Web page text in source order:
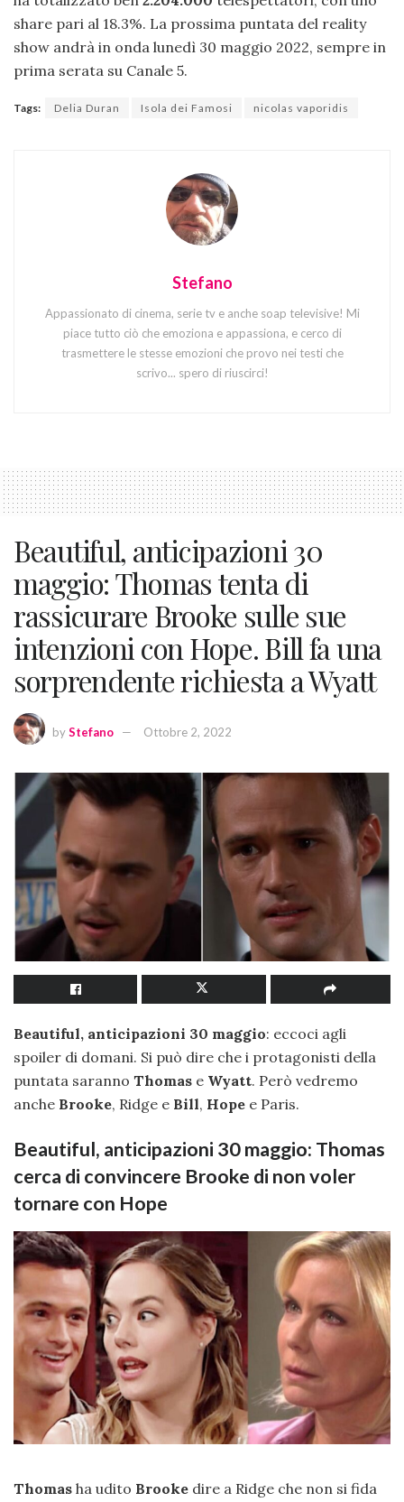
share pari al 18.3%. La prossima puntata del reality
show andrà in onda lunedì 30 maggio 2022, sempre in
prima serata su Canale 5.
Tags: Delia Duran Isola dei Famosi nicolas vaporidis
Stefano
Appassionato di cinema, serie tv e anche soap televisive! Mi
piace tutto ciò che emoziona e appassiona, e cerco di
trasmettere le stesse emozioni che provo nei testi che
scrivo... spero di riuscirci!
Beautiful, anticipazioni 30
maggio: Thomas tenta di
rassicurare Brooke sulle sue
intenzioni con Hope. Bill fa una
sorprendente richiesta a Wyatt
byStefano Ottobre 2, 2022
Beautiful, anticipazioni 30 maggio: eccoci agli
spoiler di domani. Si può dire che i protagonisti della
puntata saranno Thomas e Wyatt. Però vedremo
anche Brooke, Ridge e Bill, Hope e Paris.
Beautiful, anticipazioni 30 maggio: Thomas
cerca di convincere Brooke di non voler
tornare con Hope
Thomas ha udito Brooke dire a Ridge che non si fida